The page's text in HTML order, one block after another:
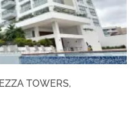
TOWERS,